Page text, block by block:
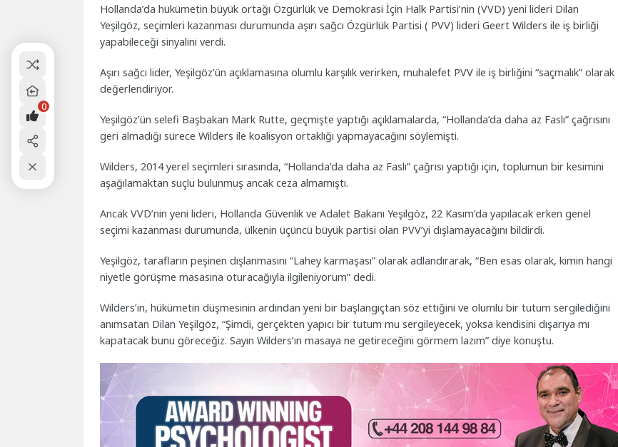
Hollanda’da hükümetin büyük ortağı Özgürlük ve Demokrasi İçin Halk Partisi’nin (VVD) yeni lideri Dilan
Yeşilgöz, seçimleri kazanması durumunda aşırı sağcı Özgürlük Partisi ( PVV) lideri Geert Wilders ile iş birliği
yapabileceği sinyalini verdi.
Aşırı sağcı lider, Yeşilgöz’ün açıklamasına olumlu karşılık verirken, muhalefet PVV ile iş birliğini “saçmalık” olarak
değerlendiriyor.
Yeşilgöz’ün selefi Başbakan Mark Rutte, geçmişte yaptığı açıklamalarda, “Hollanda’da daha az Faslı” çağrısını
geri almadığı sürece Wilders ile koalisyon ortaklığı yapmayacağını söylemişti.
Wilders, 2014 yerel seçimleri sırasında, “Hollanda’da daha az Faslı” çağrısı yaptığı için, toplumun bir kesimini
aşağılamaktan suçlu bulunmuş ancak ceza almamıştı.
Ancak VVD’nin yeni lideri, Hollanda Güvenlik ve Adalet Bakanı Yeşilgöz, 22 Kasım’da yapılacak erken genel
seçimi kazanması durumunda, ülkenin üçüncü büyük partisi olan PVV’yi dışlamayacağını bildirdi.
Yeşilgöz, tarafların peşinen dışlanmasını “Lahey karmaşası” olarak adlandırarak, “Ben esas olarak, kimin hangi
niyetle görüşme masasına oturacağıyla ilgileniyorum” dedi.
Wilders’in, hükümetin düşmesinin ardından yeni bir başlangıçtan söz ettiğini ve olumlu bir tutum sergilediğini
anımsatan Dilan Yeşilgöz, “Şimdi, gerçekten yapıcı bir tutum mu sergileyecek, yoksa kendisini dışarıya mı
kapatacak bunu göreceğiz. Sayın Wilders’ın masaya ne getireceğini görmem lazım” diye konuştu.
0